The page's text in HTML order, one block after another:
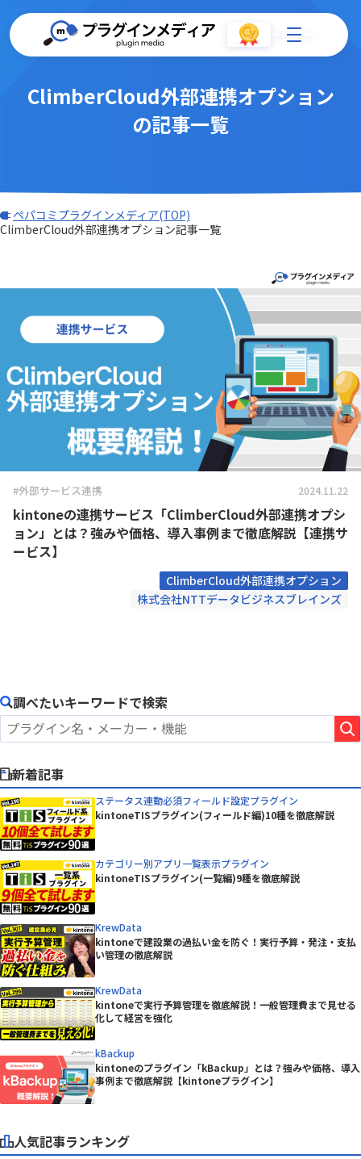
ClimberCloud外部連携オプション
の記事一覧
ペパコミプラグインメディア(TOP)
ClimberCloud外部連携オプション記事一覧
#外部サービス連携 2024.11.22
kintoneの連携サービス「ClimberCloud外部連携オプシ
ョン」とは？強みや価格、導入事例まで徹底解説【連携サ
ービス】
ClimberCloud外部連携オプション
株式会社NTTデータビジネスブレインズ
調べたいキーワードで検索
新着記事
ステータス連動必須フィールド設定プラグイン
kintoneTISプラグイン(フィールド編)10種を徹底解説
カテゴリー別アプリ一覧表示プラグイン
kintoneTISプラグイン(一覧編)9種を徹底解説
KrewData
kintoneで建設業の過払い金を防ぐ！実行予算・発注・支払
い管理の徹底解説
KrewData
kintoneで実行予算管理を徹底解説！一般管理費まで見せる
化して経営を強化
kBackup
kintoneのプラグイン「kBackup」とは？強みや価格、導入
事例まで徹底解説【kintoneプラグイン】
人気記事ランキング